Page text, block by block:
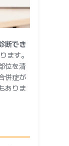
断でき
ます。
位を清
併症が
ありま